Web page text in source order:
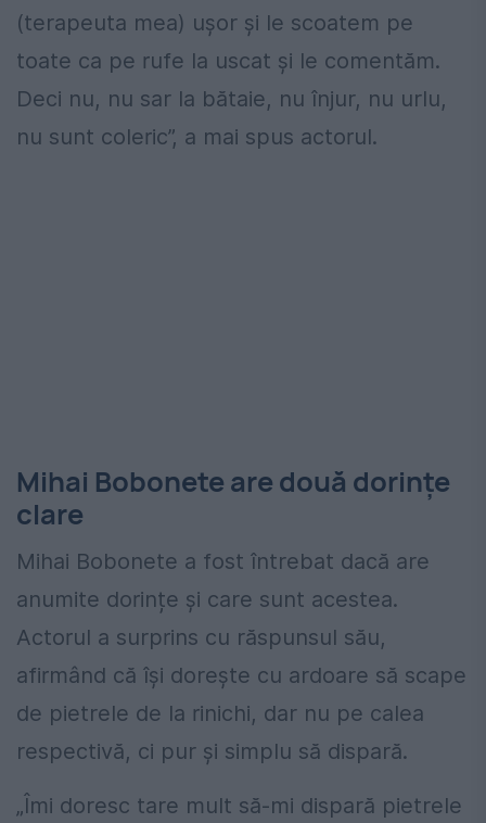
(terapeuta mea) ușor și le scoatem pe
toate ca pe rufe la uscat și le comentăm.
Deci nu, nu sar la bătaie, nu înjur, nu urlu,
nu sunt coleric”, a mai spus actorul.
Mihai Bobonete are două dorințe
clare
Mihai Bobonete a fost întrebat dacă are
anumite dorințe și care sunt acestea.
Actorul a surprins cu răspunsul său,
afirmând că își dorește cu ardoare să scape
de pietrele de la rinichi, dar nu pe calea
respectivă, ci pur și simplu să dispară.
„Îmi doresc tare mult să-mi dispară pietrele